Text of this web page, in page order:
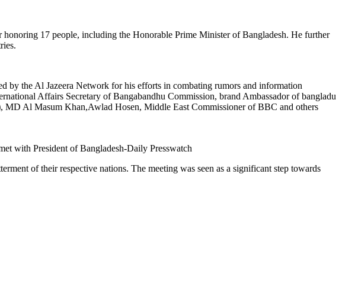
17 people, including the Honorable Prime Minister of Bangladesh. He further
by the Al Jazeera Network for his efforts in combating rumors and information
Affairs Secretary of Bangabandhu Commission, brand Ambassador of bangladu
Al Masum Khan,Awlad Hosen, Middle East Commissioner of BBC and others
with President of Bangladesh-Daily Presswatch
of their respective nations. The meeting was seen as a significant step towards